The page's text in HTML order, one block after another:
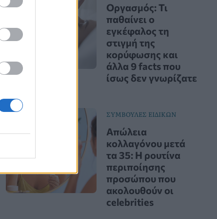
Οργασμός: Τι
παθαίνει ο
εγκέφαλος τη
στιγμή της
κορύφωσης και
άλλα 9 facts που
ίσως δεν γνωρίζατε
ΣΥΜΒΟΥΛΕΣ ΕΙΔΙΚΩΝ
Απώλεια
κολλαγόνου μετά
τα 35: Η ρουτίνα
περιποίησης
προσώπου που
ακολουθούν οι
celebrities